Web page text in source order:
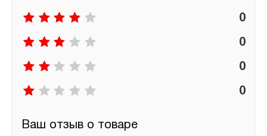
0
0
0
0
Ваш отзыв о товаре